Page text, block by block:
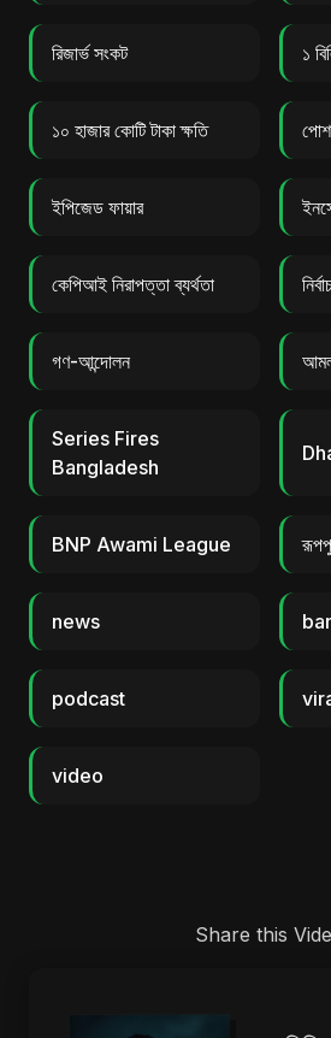
রিজার্ভ সংকট ১
১০ হাজার কোটি টাকা ক্ষতি
ইপিজেড ফায়ার
কেপিআই নিরাপত্তা ব্যর্থতা
গণ-আন্দোলন
Series Fires
Bangladesh
BNP Awami League
news
podcast
video
Share this